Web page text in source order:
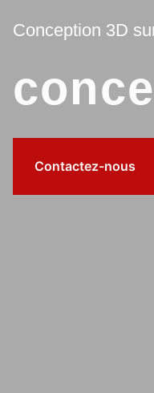
Conception 3D
Contactez-nous